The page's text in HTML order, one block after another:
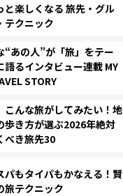
と楽しくなる 旅先・グル
テクニック
“あの人”が「旅」をテー
語るインタビュー連載 MY
STORY
こんな旅がしてみたい！地
歩き方が選ぶ2026年絶対
べき旅先30
パもタイパもかなえる！賢
旅テクニック